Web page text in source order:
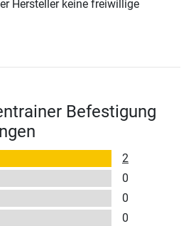
Hersteller keine freiwillige
Befestigung
2
0
0
0